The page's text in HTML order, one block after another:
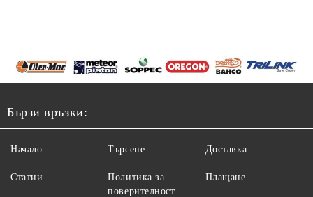
Бързи връзки:
Начало
Статии
Търсене
Политика за
поверителност
Доставка
Плащане